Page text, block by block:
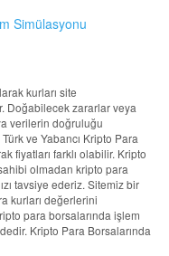
Simülasyonu
kurları site
Doğabilecek zararlar veya
verilerin doğruluğu
ve Yabancı Kripto Para
fiyatları farklı olabilir. Kripto
olmadan kripto para
tavsiye ederiz. Sitemiz bir
kurları değerlerini
para borsalarında işlem
Kripto Para Borsalarında